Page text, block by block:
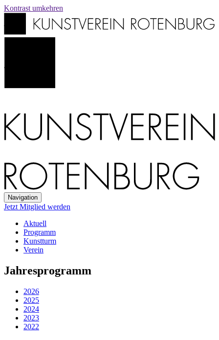
Kontrast umkehren
Navigation
Jetzt Mitglied werden
Aktuell
Programm
Kunstturm
Verein
Jahresprogramm
2026
2025
2024
2023
2022